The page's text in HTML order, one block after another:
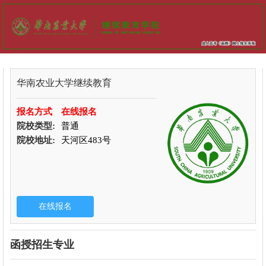
华南农业大学继续教育
报名方式
在线报名
院校类型:
普通
院校地址:
天河区483号
函授招生专业